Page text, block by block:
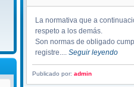
La normativa que a
respeto a los demás.
Son normas de obligado
registre.... Seguir leyendo
Publicado por: admin